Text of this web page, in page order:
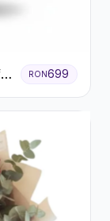
RON699